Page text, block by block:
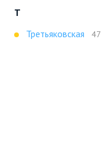
Т
Третьяковская
47